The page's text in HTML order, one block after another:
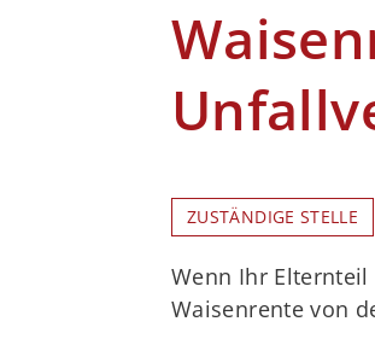
ZUSTÄNDIGE STELLE
Wenn Ihr
Waisenrente von